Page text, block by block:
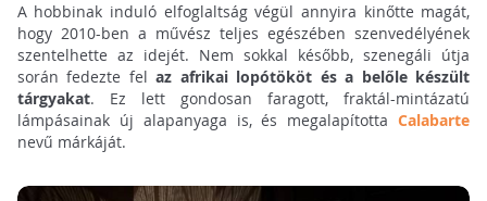
A hobbinak induló elfoglaltság végül annyira kinőtte magát,
hogy 2010-ben a művész teljes egészében szenvedélyének
szentelhette az idejét. Nem sokkal később, szenegáli útja
során fedezte felaz afrikai lopótököt és a belőle készült
tárgyakat. Ez lett gondosan faragott, fraktál-mintázatú
lámpásainak új alapanyaga is, és megalapítottaCalabarte
nevű márkáját.